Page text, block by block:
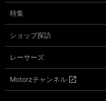
特集
ショップ探訪
レーサーズ
Motorzチャンネル